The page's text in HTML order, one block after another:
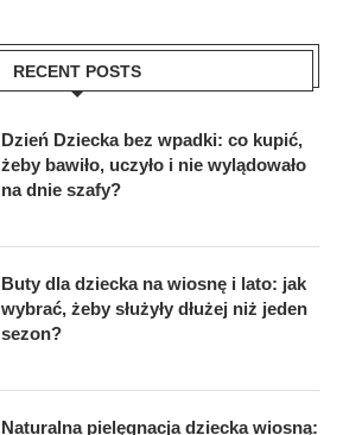
RECENT POSTS
Dzień Dziecka bez wpadki: co kupić,
żeby bawiło, uczyło i nie wylądowało
na dnie szafy?
Buty dla dziecka na wiosnę i lato: jak
wybrać, żeby służyły dłużej niż jeden
sezon?
Naturalna pielęgnacja dziecka wiosną: